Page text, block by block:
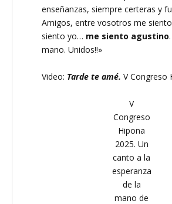
enseñanzas, siempre certeras y
Amigos, entre vosotros me
siento yo… me siento agustino
mano. Unidos!!»
Video: Tarde te amé.V Congreso
V
Congreso
Hipona
2025. Un
canto a la
esperanza
de la
mano de